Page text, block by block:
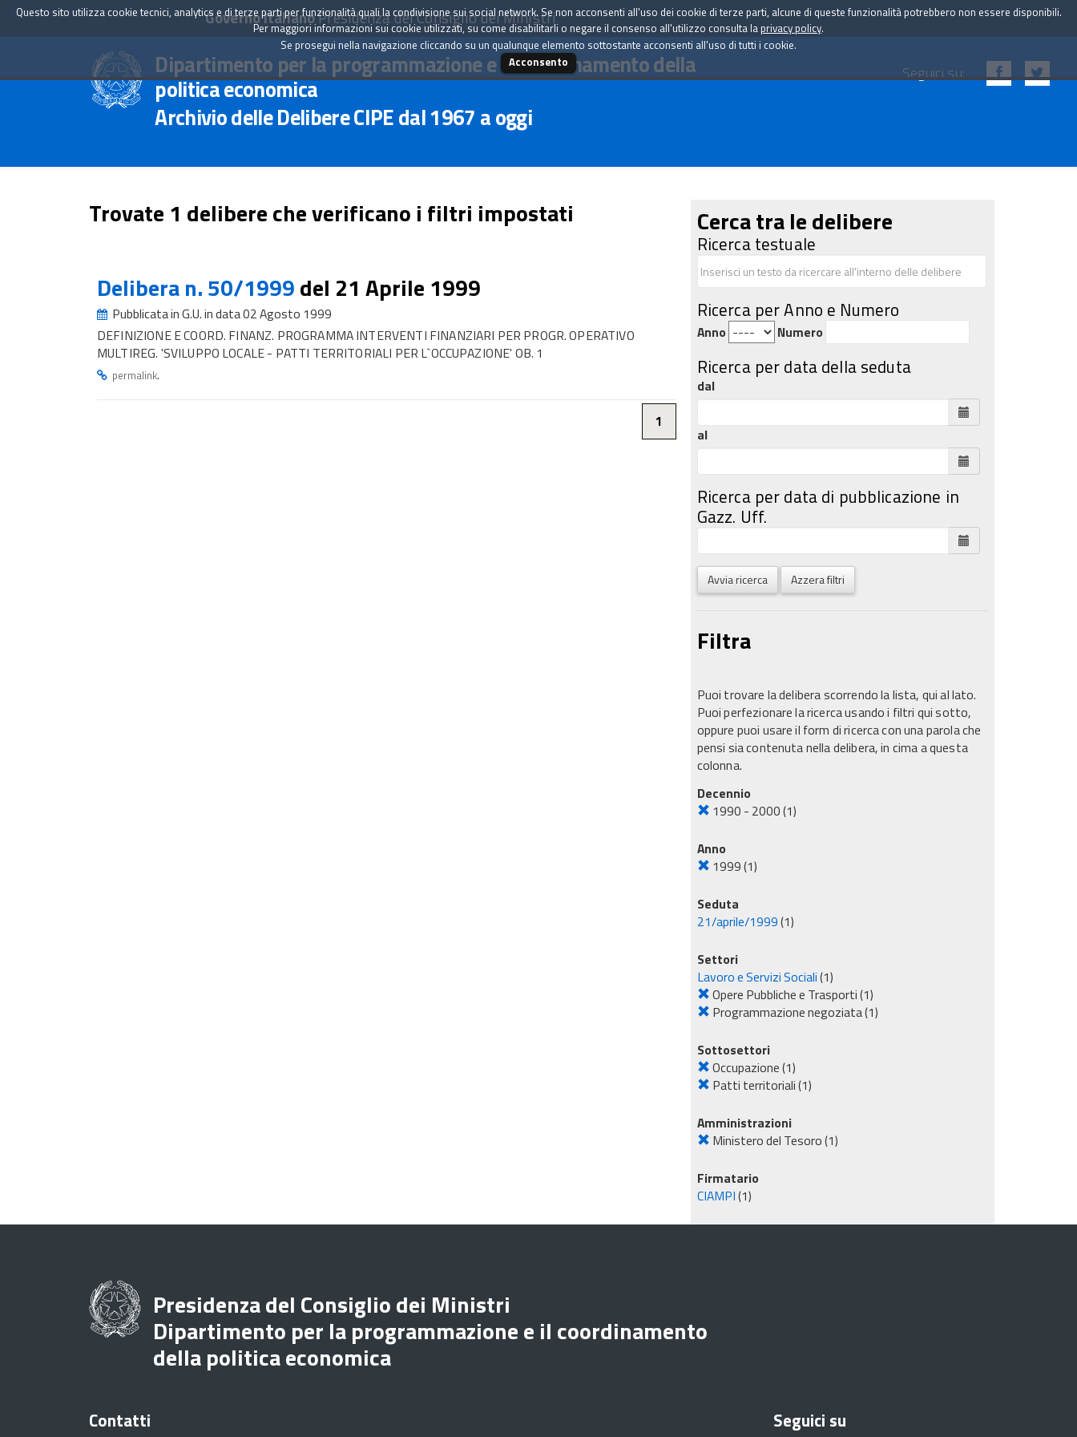
Governo ItalianoPresidenza del Consiglio dei Ministri
Dipartimento per la programmazione e il coordinamento della
politica economica
Archivio delle Delibere CIPE dal 1967 a oggi
Seguici su:
Trovate 1 delibere che verificano i filtri impostati
Delibera n. 50/1999del 21 Aprile 1999
Pubblicata in G.U. in data 02 Agosto 1999
DEFINIZIONE E COORD. FINANZ. PROGRAMMA INTERVENTI FINANZIARI PER PROGR. OPERATIVO
MULTIREG. 'SVILUPPO LOCALE - PATTI TERRITORIALI PER L`OCCUPAZIONE' OB. 1
permalink.
1
Cerca tra le delibere
Ricerca testuale
Ricerca per Anno e Numero
Anno Numero
Ricerca per data della seduta
dal
al
Ricerca per data di pubblicazione in
Gazz. Uff.
Avvia ricerca Azzera filtri
Filtra
Puoi trovare la delibera scorrendo la lista, qui al lato.
Puoi perfezionare la ricerca usando i filtri qui sotto,
oppure puoi usare il form di ricerca con una parola che
pensi sia contenuta nella delibera, in cima a questa
colonna.
Decennio
1990 - 2000(1)
Anno
1999(1)
Seduta
21/aprile/1999(1)
Settori
Lavoro e Servizi Sociali(1)
Opere Pubbliche e Trasporti(1)
Programmazione negoziata(1)
Sottosettori
Occupazione(1)
Patti territoriali(1)
Amministrazioni
Ministero del Tesoro(1)
Firmatario
CIAMPI(1)
Questo sito utilizza cookie tecnici, analytics e di terze parti per funzionalità quali la condivisione sui social network. Se non acconsenti all'uso dei cookie di terze parti, alcune di queste funzionalità potrebbero non essere disponibili.
Per maggiori informazioni sui cookie utilizzati, su come disabilitarli o negare il consenso all'utilizzo consulta la privacy policy.
Se prosegui nella navigazione cliccando su un qualunque elemento sottostante acconsenti all'uso di tutti i cookie.
Acconsento
Presidenza del Consiglio dei Ministri
Dipartimento per la programmazione e il coordinamento
della politica economica
Contatti Seguici su